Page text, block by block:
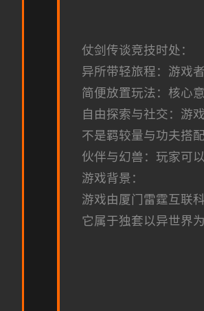
仗剑传谈竞技时处：
异所带轻旅程：游戏
简便放置玩法：核心
自由探索与社交：游
不是羁较量与功夫搭
伙伴与幻兽：玩家可
游戏背景：
游戏由厦门雷霆互联
它属于独套以异世界